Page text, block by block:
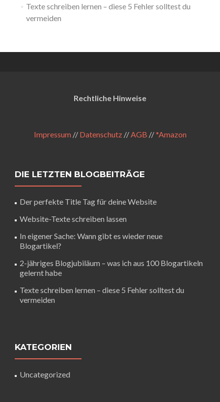
Texte schreiben lernen – diese 5 Fehler solltest du
vermeiden
Rechtliche Hinweise
Impressum// Datenschutz// AGB //*Amazon
DIE LETZTEN BLOGBEITRÄGE
Der perfekte Title Tag für deine Website
Website-Texte schreiben lassen
In eigener Sache: Wann gibt es wieder neue
Blogartikel?
2-jähriges Blogjubiläum – was ich aus 100 Blogartikeln
gelernt habe
Texte schreiben lernen – diese 5 Fehler solltest du
vermeiden
KATEGORIEN
Uncategorized